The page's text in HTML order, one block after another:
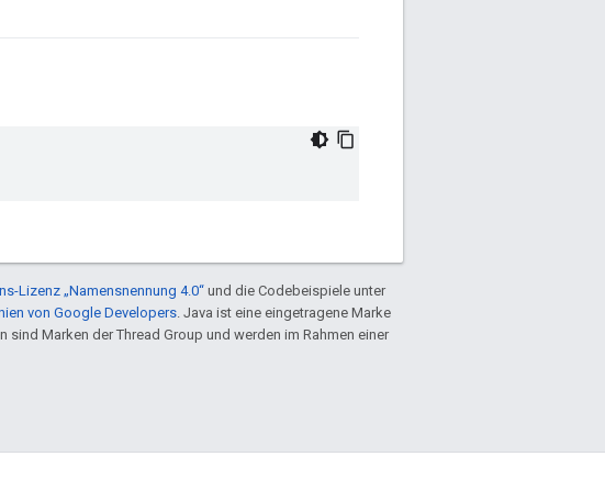
Lizenz „Namensnennung 4.0“ und die Codebeispiele unter
von Google Developers. Java ist eine eingetragene Marke
sind Marken der Thread Group und werden im Rahmen einer